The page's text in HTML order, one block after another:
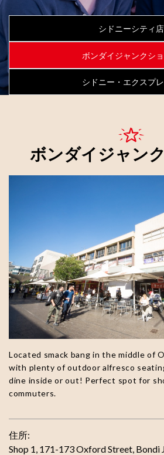
シドニーシティ店
ボンダイジャンクシ
シドニー・エクスプ
ボンダイジャン
Located smack bang in the middle of
with plenty of outdoor alfresco
dine inside or out! Perfect spot for
commuters.
住所:
Shop 1, 171-173 Oxford Street, Bondi